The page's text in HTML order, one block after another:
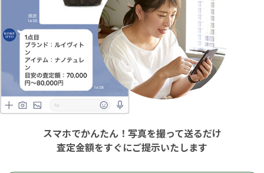
スマホでかんたん！写真を撮って送るだけ
査定金額をすぐにご提示いたします